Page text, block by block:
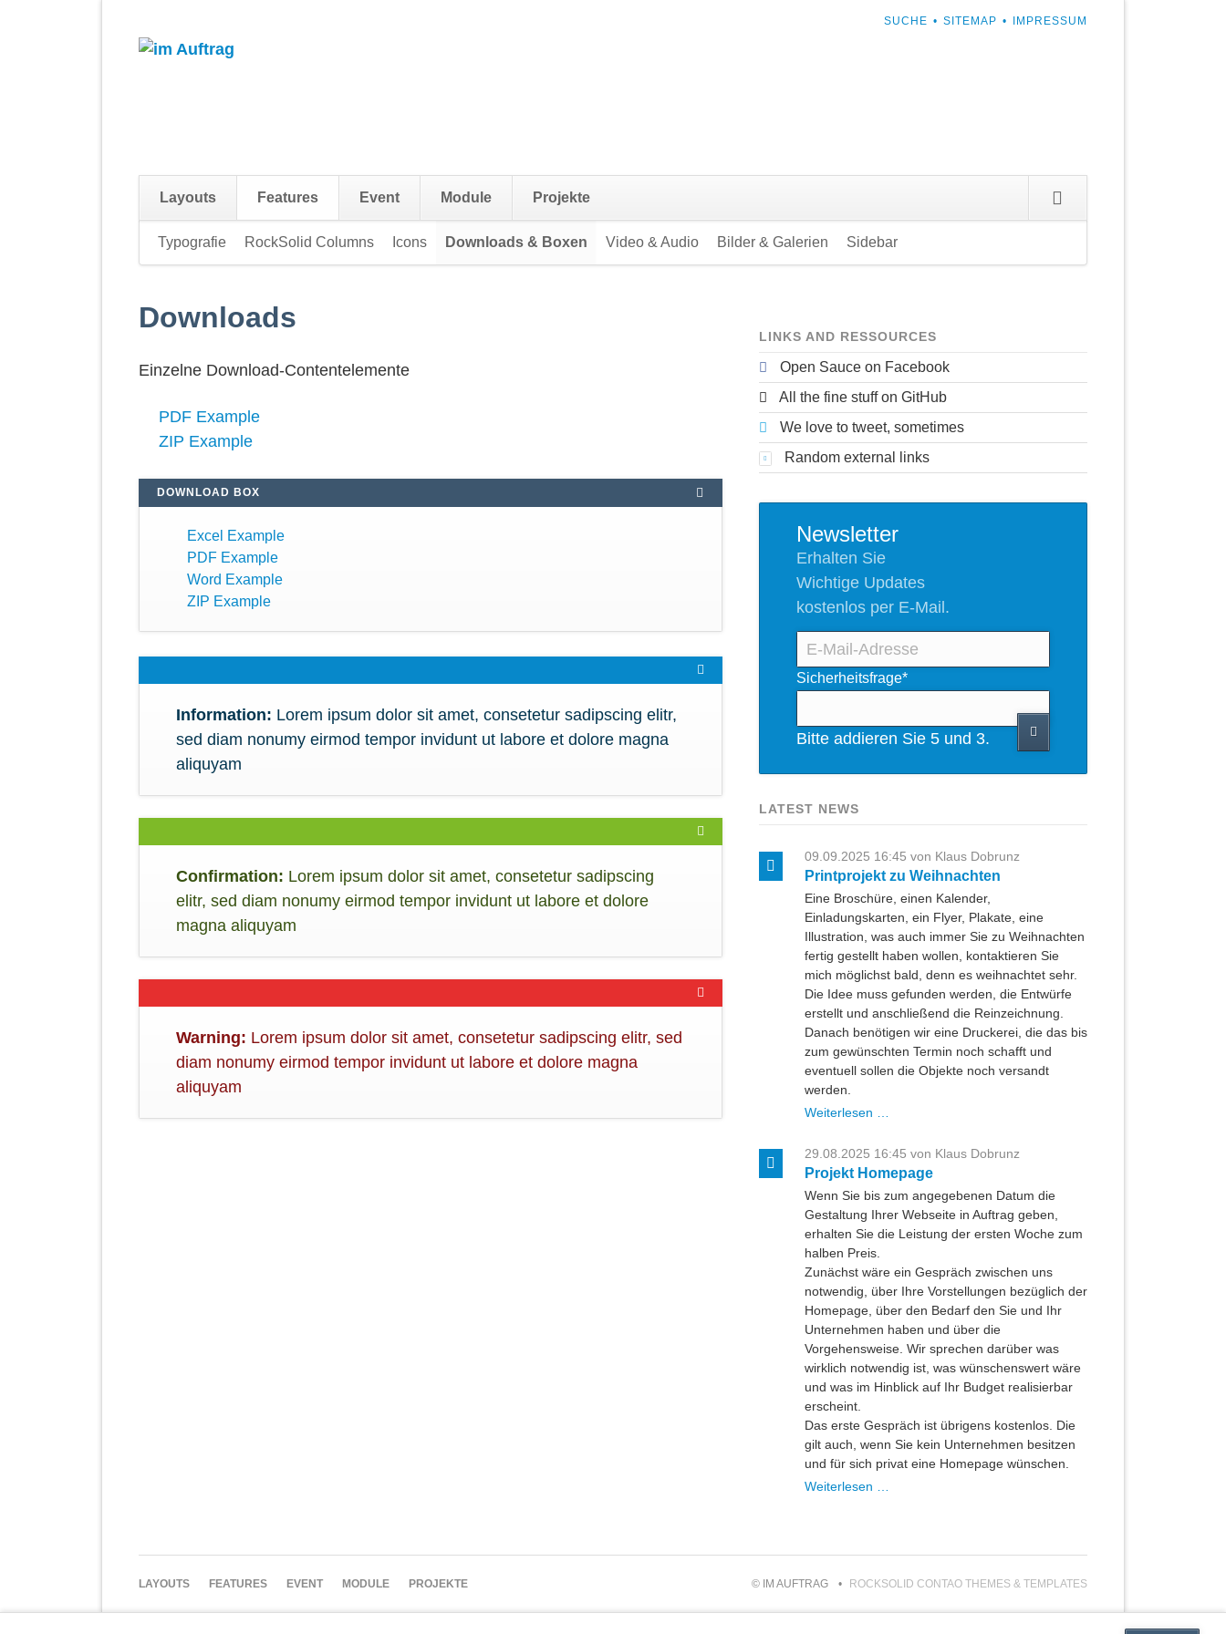
NAVIGATION
SUCHE SITEMAP IMPRESSUM
überspringen
Layouts Features Event Module Projekte
überspringen
überspringen
Typografie RockSolid Columns Icons Downloads & Boxen Video & Audio Bilder & Galerien Sidebar
Downloads
Einzelne Download-Contentelemente
PDF Example
ZIP Example
DOWNLOAD BOX
Excel Example
PDF Example
Word Example
ZIP Example
Information: Lorem ipsum dolor sit amet, consetetur sadipscing elitr,
sed diam nonumy eirmod tempor invidunt ut labore et dolore magna
aliquyam
Confirmation: Lorem ipsum dolor sit amet, consetetur sadipscing
elitr, sed diam nonumy eirmod tempor invidunt ut labore et dolore
magna aliquyam
Warning: Lorem ipsum dolor sit amet, consetetur sadipscing elitr, sed
diam nonumy eirmod tempor invidunt ut labore et dolore magna
aliquyam
LINKS AND RESSOURCES
Open Sauce on Facebook
All the fine stuff on GitHub
We love to tweet, sometimes
Random external links
Newsletter
Erhalten Sie
Wichtige Updates
kostenlos per E-Mail.
E-
Mail-
Adresse
Pflichtfeld
Sicherheitsfrage*
Bitte addieren Sie 5 und 3.
LATEST NEWS
09.09.2025 16:45 von Klaus Dobrunz
Printprojekt zu Weihnachten
Eine Broschüre, einen Kalender,
Einladungskarten, ein Flyer, Plakate, eine
Illustration, was auch immer Sie zu Weihnachten
fertig gestellt haben wollen, kontaktieren Sie
mich möglichst bald, denn es weihnachtet sehr.
Die Idee muss gefunden werden, die Entwürfe
erstellt und anschließend die Reinzeichnung.
Danach benötigen wir eine Druckerei, die das bis
zum gewünschten Termin noch schafft und
eventuell sollen die Objekte noch versandt
werden.
Weiterlesen …
Weihnachten
29.08.2025 16:45 von Klaus Dobrunz
Projekt Homepage
Wenn Sie bis zum angegebenen Datum die
Gestaltung Ihrer Webseite in Auftrag geben,
erhalten Sie die Leistung der ersten Woche zum
halben Preis.
Zunächst wäre ein Gespräch zwischen uns
notwendig, über Ihre Vorstellungen bezüglich der
Homepage, über den Bedarf den Sie und Ihr
Unternehmen haben und über die
Vorgehensweise. Wir sprechen darüber was
wirklich notwendig ist, was wünschenswert wäre
und was im Hinblick auf Ihr Budget realisierbar
erscheint.
Das erste Gespräch ist übrigens kostenlos. Die
gilt auch, wenn Sie kein Unternehmen besitzen
und für sich privat eine Homepage wünschen.
Weiterlesen …
NAVIGATION
LAYOUTS FEATURES EVENT MODULE PROJEKTE © IM AUFTRAG ROCKSOLID CONTAO THEMES & TEMPLATES